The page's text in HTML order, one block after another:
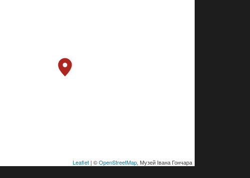
Leaflet | ©OpenStreetMap, Музей Івана Гончара